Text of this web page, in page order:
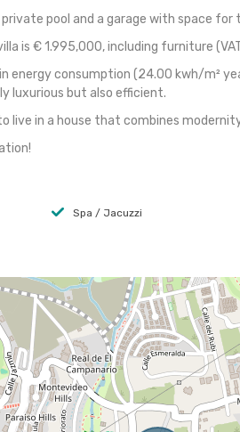
pool and a garage with space for
is € 1.995,000, including furniture
energy consumption (24.00 kwh/m²
luxurious but also efficient.
live in a house that combines
Spa / Jacuzzi